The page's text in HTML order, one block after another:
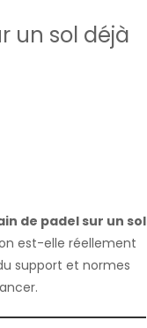
un sol déjà
de padel sur un sol
est-elle réellement
support et normes